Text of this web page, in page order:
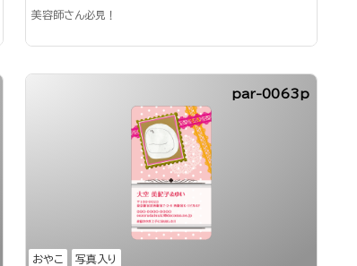
美容師さん必見！
おやこ 写真入り
par-0063p